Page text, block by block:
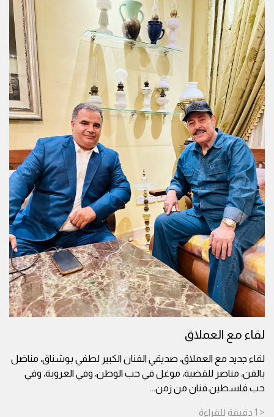
لقاء مع العملاق
لقاء جديد مع العملاق، صديقي الفنان الكبير لطفي بوشناق، مناضل
بالفن، مناصر للقضية، موغل في حب الوطن، وفي العروبة، وفي
حب فلسطين.فنان من زمن...
< 1 دقيقة للقراءة